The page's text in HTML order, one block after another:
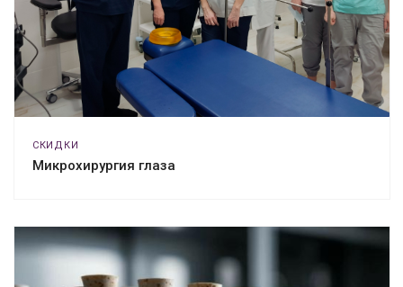
СКИДКИ
Микрохирургия глаза